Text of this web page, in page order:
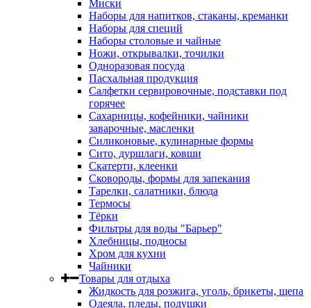
Миски
Наборы для напитков, стаканы, креманки
Наборы для специй
Наборы столовые и чайные
Ножи, открывалки, точилки
Одноразовая посуда
Пасхальная продукция
Салфетки сервировочные, подставки под
горячее
Сахарницы, кофейники, чайники
заварочные, масленки
Силиконовые, кулинарные формы
Сито, дуршлаги, ковши
Скатерти, клеенки
Сковороды, формы для запекания
Тарелки, салатники, блюда
Термосы
Тёрки
Фильтры для воды "Барьер"
Хлебницы, подносы
Хром для кухни
Чайники
Товары для отдыха
Жидкость для розжига, уголь, брикеты, щепа
Одеяла, пледы, подушки